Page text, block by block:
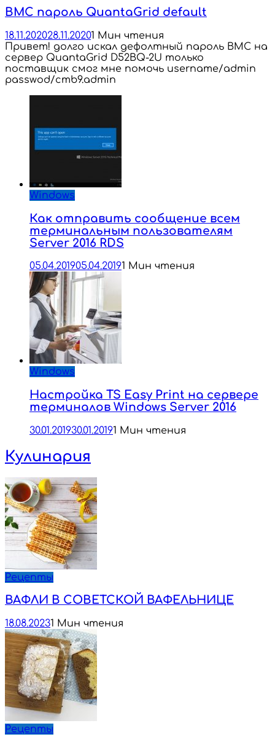
BMC пароль QuantaGrid default
18.11.202028.11.20201 Мин чтения
Привет! долго искал дефолтный пароль BMC на
сервер QuantaGrid D52BQ-2U только
поставщик смог мне помочь username/admin
passwod/cmb9.admin
Windows
Как отправить сообщение всем
терминальным пользователям
Server 2016 RDS
05.04.201905.04.20191 Мин чтения
Windows
Настройка TS Easy Print на сервере
терминалов Windows Server 2016
30.01.201930.01.20191 Мин чтения
Кулинария
Рецепты
ВАФЛИ В СОВЕТСКОЙ ВАФЕЛЬНИЦЕ
18.08.20231 Мин чтения
Рецепты